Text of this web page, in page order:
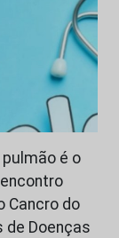
é o
Cancro do
de Doenças